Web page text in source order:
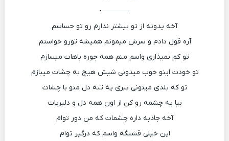
————-
آخه یدونه از تو بیشتر ندارم رو تو حساسم
آره قول دادم و سرش میمونم همیشه تورو خواستم
تو کم نمیذاری واسم منم همه جوره باهات میسازم
تو خودت اینو خوب میدونی شیش هیچ به چشات میبازم
تو که بلدی میتونی ببری یه تنه دل منو با چشات
بیا یه چشمه رو کن از اون همه دل و دلبریات
آخه جاذبه داره چشمات که من دور توام
این خیلی قشنگه واسم که درگیر توام